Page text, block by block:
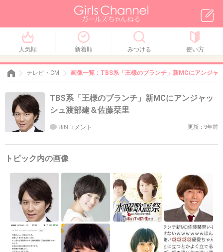
人気順 新着順 みつける 使い方
テレビ・CM 画像一覧：TBS系「王様のブランチ」新MCにアンジャ
TBS系「王様のブランチ」新MCにアンジャッ
シュ渡部建＆佐藤栞里
889コメント 更新：9年前
トピック内の画像